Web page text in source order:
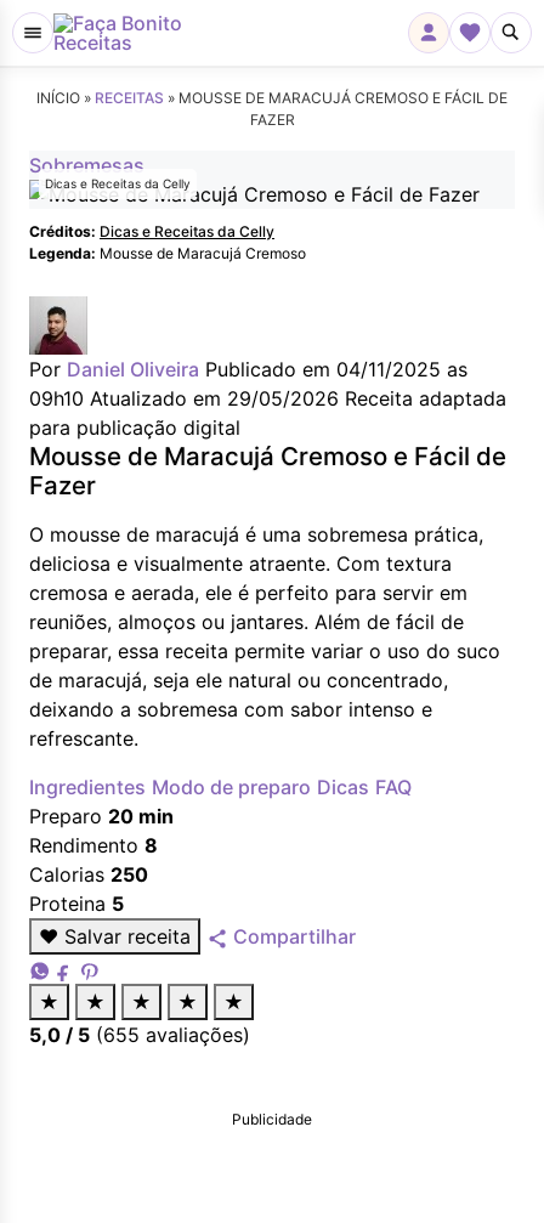
INÍCIO » RECEITAS » MOUSSE DE MARACUJÁ CREMOSO E FÁCIL DE
FAZER
Sobremesas
Dicas e Receitas da Celly
Créditos: Dicas e Receitas da Celly
Legenda: Mousse de Maracujá Cremoso
Por Daniel Oliveira Publicado em 04/11/2025 as
09h10 Atualizado em 29/05/2026 Receita adaptada
para publicação digital
Mousse de Maracujá Cremoso e Fácil de
Fazer
O mousse de maracujá é uma sobremesa prática,
deliciosa e visualmente atraente. Com textura
cremosa e aerada, ele é perfeito para servir em
reuniões, almoços ou jantares. Além de fácil de
preparar, essa receita permite variar o uso do suco
de maracujá, seja ele natural ou concentrado,
deixando a sobremesa com sabor intenso e
refrescante.
Ingredientes Modo de preparo Dicas FAQ
Preparo 20 min
Rendimento 8
Calorias 250
Proteina 5
♥ Salvar receita Compartilhar
★ ★ ★ ★
★
5,0 / 5 (655 avaliações)
Publicidade